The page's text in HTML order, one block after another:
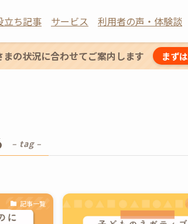
立ち記事 サービス 利用者の声・体験談
まの状況に合わせてご案内します まず
– tag –
記事一覧